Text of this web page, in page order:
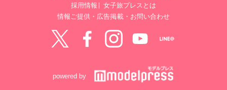
採用情報
女子旅プレスとは
情報ご提供・広告掲載・お問い合わせ
powered by